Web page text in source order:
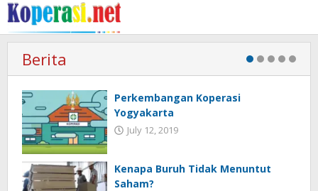
Skip
to
content
Berita
Perkembangan Koperasi
Yogyakarta
July 12, 2019
Kenapa Buruh Tidak Menuntut
Saham?